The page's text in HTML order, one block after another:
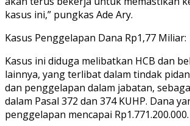
kasus ini,” pungkas Ade Ary.
Kasus Penggelapan Dana Rp1,77 Miliar:
Kasus ini diduga melibatkan HCB dan
lainnya, yang terlibat dalam tindak
dan penggelapan dalam jabatan,
dalam Pasal 372 dan 374 KUHP. Dana
penggelapan mencapai Rp1.771.200.000.